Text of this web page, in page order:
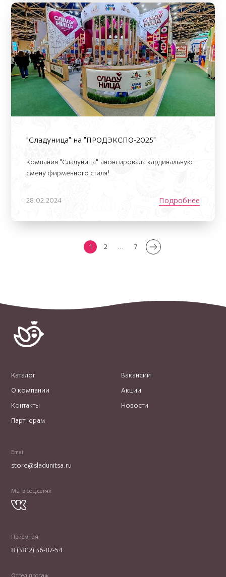
"Сладуница" на "ПРОДЭКСПО-2025"
Компания "Сладуница" анонсировала кардинальную
смену фирменного стиля!
28.02.2024 Подробнее
1 2 ... 7
Каталог
О компании
Контакты
Партнерам
Вакансии
Акции
Новости
Email
store@sladunitsa.ru
Мы в соц.сетях
Приемная
8 (3812) 36-87-54